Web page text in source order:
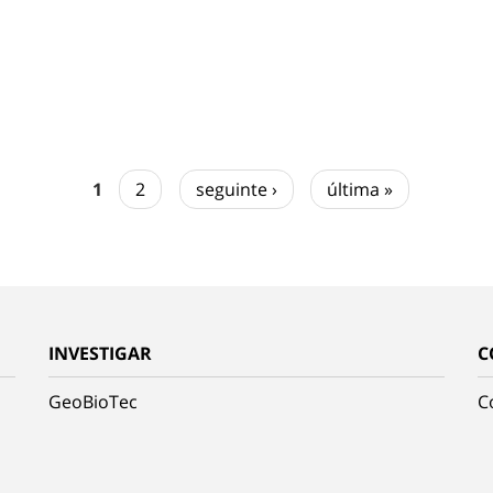
1 2 seguinte › última »
INVESTIGAR
GeoBioTec